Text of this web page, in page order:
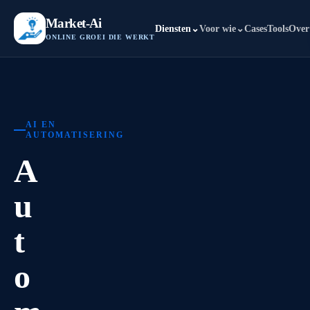
Market-Ai
ONLINE GROEI DIE WERKT
Diensten ⌄Voor wie⌄CasesTools
AI EN
AUTOMATISERING
A
u
t
o